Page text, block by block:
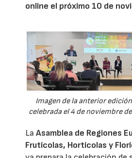
online el próximo 10 de
Imagen de la anterior
celebrada el 4 de noviembre
LaAsamblea de Regiones
Frutícolas, Hortícolas y